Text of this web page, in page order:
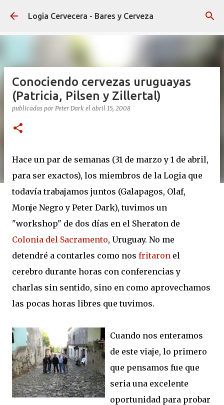
Ir al contenido principal
Logia Cervecera - Bares y Cerveza
Conociendo cervezas uruguayas
(Patricia, Pilsen y Zillertal)
publicadas por Peter Dark el abril 15, 2008
Hace un par de semanas (31 de marzo y 1 de abril,
para ser exactos), los miembros de la Logia que
todavía trabajamos juntos (Galapagos, Olaf,
Monje Negro y Peter Dark), tuvimos un
"workshop" de dos días en el Sheraton de
Colonia del Sacramento, Uruguay. No me
detendré a contarles como nos fritaron el
cerebro durante horas con conferencias y
charlas sin sentido, sino en como aprovechamos
las pocas horas libres que tuvimos.
Cuando nos enteramos
de este viaje, lo primero
que pensamos fue que
seria una excelente
oportunidad para probar